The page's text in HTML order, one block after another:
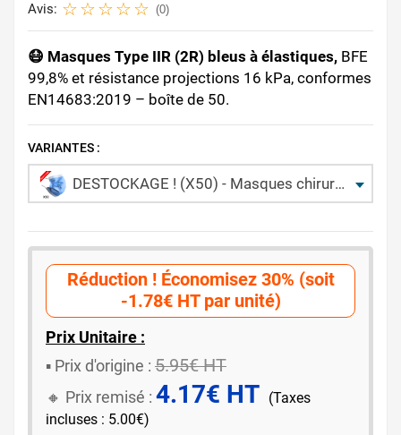
Avis: (0)
😷 Masques Type IIR (2R) bleus à élastiques, BFE
99,8% et résistance projections 16 kPa, conformes
EN14683:2019 – boîte de 50.
VARIANTES :
DESTOCKAGE ! (X50) - Masques chirurgicaux Type IIR bleu à élastiques
Réduction ! Économisez 30% (soit
-1.78€ HT par unité)
Prix Unitaire :
▪️ ​Prix d'origine : 5.95€ HT
🔸​​ Prix remisé : 4.17€ HT (Taxes
incluses : 5.00€)